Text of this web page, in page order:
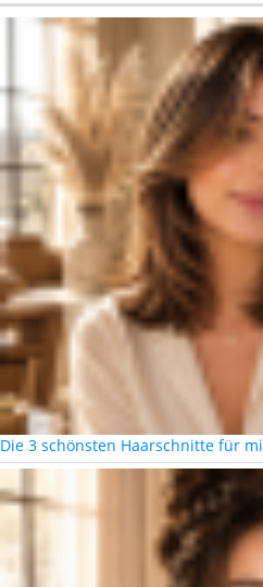
Die 3 schönsten Haarschnitte für